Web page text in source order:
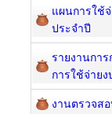
แผนการใช้
ประจำปี
รายงานกา
การใช้จ่าย
งานตรวจส